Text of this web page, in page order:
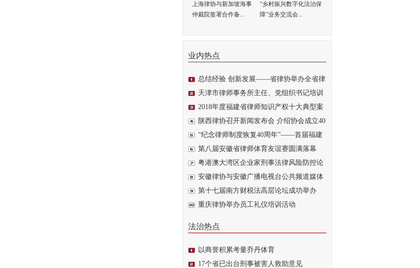
上海律协与新加坡海事
仲裁院签署合作备...
“乡村振兴数字化法治保
障”业务交流会...
业内热点
总结经验 创新发展——省律协举办全省律
师...天津市律师事务所主任、党组织书记培训
会日...2018年度福建省律师知识产权十大典型案
例正...陕西律协召开新闻发布会 介绍协会成立40
周...“纪念律师制度恢复40周年”——首届福建
青...第八届安徽省律师体育友谊赛圆满落幕
粤港澳大湾区企业家刑事法律风险防控论
坛在...安徽律协与安徽广播电视台公共频道媒体
普法...第十七届南方财税法高层论坛成功举办
重庆律协举办员工礼仪培训活动
法治热点
以商誉积累考量乔丹体育
17个省已出台刑事被害人救助意见